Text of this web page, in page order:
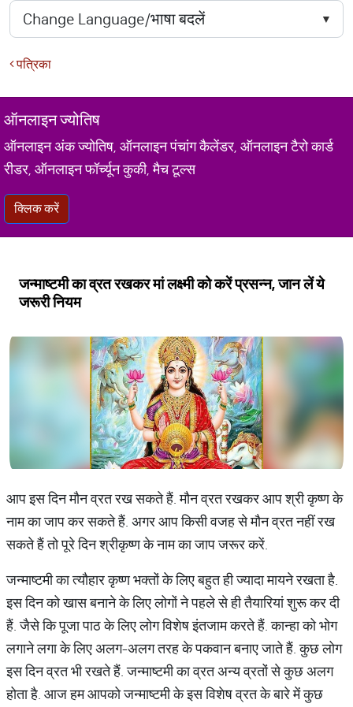
पत्रिका
ऑनलाइन ज्योतिष
ऑनलाइन अंक ज्योतिष, ऑनलाइन पंचांग कैलेंडर, ऑनलाइन टैरो कार्ड
रीडर, ऑनलाइन फॉर्च्यून कुकी, मैच टूल्स
क्लिक करें
जन्माष्टमी का व्रत रखकर मां लक्ष्मी को करें प्रसन्न, जान लें ये
जरूरी नियम
आप इस दिन मौन व्रत रख सकते हैं. मौन व्रत रखकर आप श्री कृष्ण के
नाम का जाप कर सकते हैं. अगर आप किसी वजह से मौन व्रत नहीं रख
सकते हैं तो पूरे दिन श्रीकृष्ण के नाम का जाप जरूर करें.
जन्माष्टमी का त्यौहार कृष्ण भक्तों के लिए बहुत ही ज्यादा मायने रखता है.
इस दिन को खास बनाने के लिए लोगों ने पहले से ही तैयारियां शुरू कर दी
हैं. जैसे कि पूजा पाठ के लिए लोग विशेष इंतजाम करते हैं. कान्हा को भोग
लगाने लगा के लिए अलग-अलग तरह के पकवान बनाए जाते हैं. कुछ लोग
इस दिन व्रत भी रखते हैं. जन्माष्टमी का व्रत अन्य व्रतों से कुछ अलग
होता है. आज हम आपको जन्माष्टमी के इस विशेष व्रत के बारे में कुछ